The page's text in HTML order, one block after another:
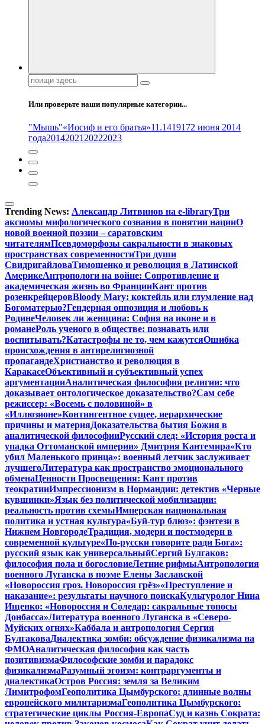
Поиск:
Или проверьте наши популярные категории...
"Мышь"«Иосиф и его братья»11.1419172 июня 2014
года20142021 20222023
Trending News: Александр Литвинов на e-libraryТри
аксиомы мифологического сознания в понятии нацииО
новой военной поэзии – саратовским
читателямПсевдоморфозы сакральности в знаковых
пространствах современностиТри души
СвидригайловаТимошенко и революция в Латинской
АмерикеАнтропологи на войне: Сопротивление и
академическая жизнь во ФранцииКант против
розенкрейцеровBloody Mary: коктейль или глумление над
Богоматерью?Гендерная оппозиция и любовь к
РодинеЧеловек ли женщина: София на иконе и в
романеРоль ученого в обществе: познавать или
воспитывать?Катастрофы не то, чем кажутсяОшибка
происхождения в антирелигиозной
пропагандеХристианство и революция в
КаракасеОбъективный и субъективный успех
аргументацииАналитическая философия религии: что
доказывает онтологическое доказательство?Сам себе
режиссер: «Восемь с половиной» в
«Иллюзионе»Контингентное сущее, иерархические
причины и материяДоказательства бытия Божия в
аналитической философииРусский след: «История роста и
упадка Оттоманской империи» Дмитрия Кантемира«Кто
убил Маленького принца»: военный летчик заслуживает
лучшегоЛитература как пространство эмоционального
обменаЦенности Просвещения: Кант против
теократииИмпрессионизм в Нормандии: детектив «Черные
кувшинки»Язык без политической мобилизации:
реальность против схемыИмперская национальная
политика и устная культура«Буй-тур блюз»: фэнтези в
Нижнем НовгородеТрадиция, модерн и постмодерн в
современной культуре«По-русски говорите ради Бога»:
русский язык как универсальныйСергий Булгаков:
философия пола и богословиеЛетние рифмыАнтропология
военного Луганска в поэме Елены Заславской
«Новороссия гроз. Новороссия грёз»«Преступление и
наказание»: результаты научного поискаКультуролог Нина
Ищенко: «Новороссия и Соледар: сакральные топосы
Донбасса»Литература военного Луганска в «Северо-
Муйских огнях»Каббала и антропология Сергия
БулгаковаДиалектика зомби: обсуждение физикализма на
ФМОАналитическая философия как часть
позитивизмаФилософские зомби и парадокс
физикализмаРазумный эгоизм: контраргументы и
диалектикаОстров Россия: земля за Великим
ЛимитрофомГеополитика Цымбурского: длинные волны
европейского милитаризмаГеополитика Цымбурского:
стратегические циклы Россия-ЕвропаСуд и казнь Сократа: